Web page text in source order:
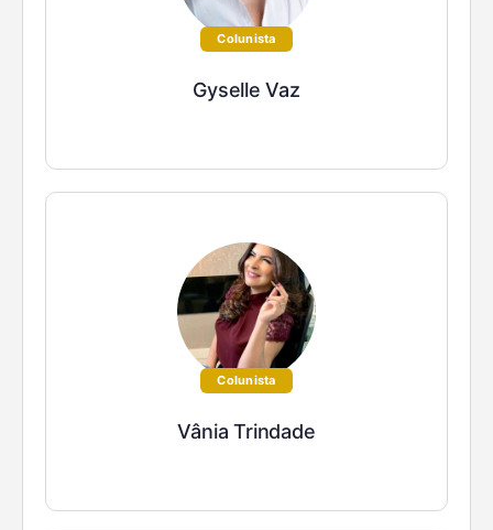
Colunista
Gyselle Vaz
Colunista
Vânia Trindade